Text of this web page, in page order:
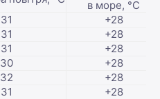
в море, °С
+28
+28
+28
+28
+28
+28